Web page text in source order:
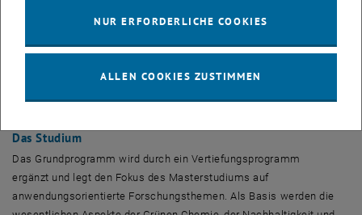
von Chemie positionieren und die Kompetenzen der beteiligten
Studienprorammleitung Chemie an der Universität Wien.
Das Studium
Das Grundprogramm wird durch ein Vertiefungsprogramm
ergänzt und legt den Fokus des Masterstudiums auf
anwendungsorientierte Forschungsthemen. Als Basis werden die
NUR ERFORDERLICHE COOKIES
ALLEN COOKIES ZUSTIMMEN